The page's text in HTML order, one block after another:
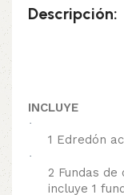
Descripción:
INCLUYE
·
1 Edredón
·
2 Fundas de
incluye 1